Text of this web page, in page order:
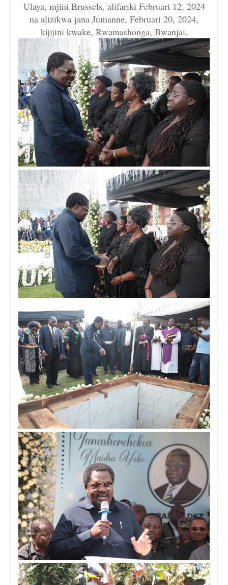
Ulaya, mjini Brussels, alifariki Februari 12, 2024
na alizikwa jana Jumanne, Februari 20, 2024,
kijijini kwake, Rwamashonga, Bwanjai.